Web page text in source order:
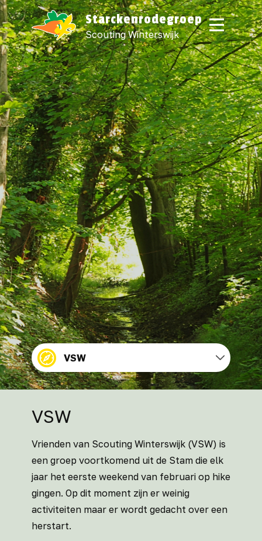
Starckenrodegroep
Scouting Winterswijk
VSW
VSW
Vrienden van Scouting Winterswijk (VSW) is
een groep voortkomend uit de Stam die elk
jaar het eerste weekend van februari op hike
gingen. Op dit moment zijn er weinig
activiteiten maar er wordt gedacht over een
herstart.